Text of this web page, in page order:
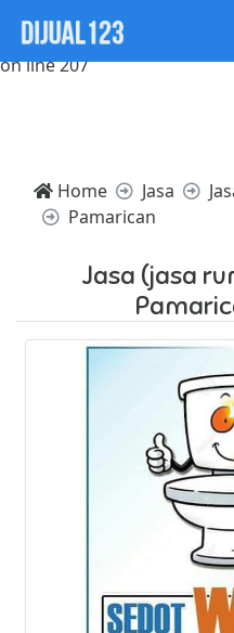
Notice: Trying to access
/home/websiteden/
on line 207
Home Jasa
Pamarican
Jasa (jasa